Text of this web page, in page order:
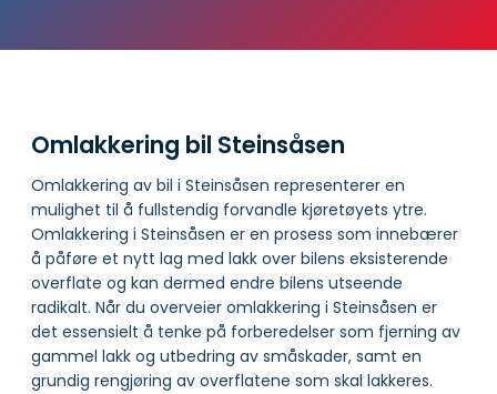
Omlakkering bil Steinsåsen
Omlakkering av bil i Steinsåsen representerer en
mulighet til å fullstendig forvandle kjøretøyets ytre.
Omlakkering i Steinsåsen er en prosess som innebærer
å påføre et nytt lag med lakk over bilens eksisterende
overflate og kan dermed endre bilens utseende
radikalt. Når du overveier omlakkering i Steinsåsen er
det essensielt å tenke på forberedelser som fjerning av
gammel lakk og utbedring av småskader, samt en
grundig rengjøring av overflatene som skal lakkeres.